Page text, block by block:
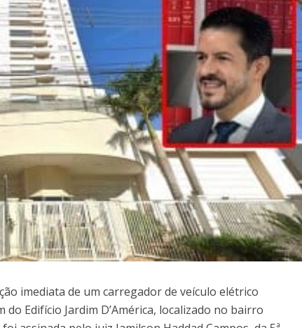
imediata de um carregador de veículo elétrico
Edifício Jardim D’América, localizado no bairro